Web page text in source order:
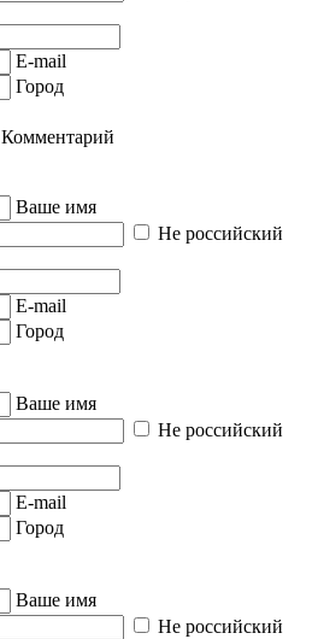
E-mail
Город
Комментарий
Ваше имя
Не российский
E-mail
Город
Ваше имя
Не российский
E-mail
Город
Ваше имя
Не российский